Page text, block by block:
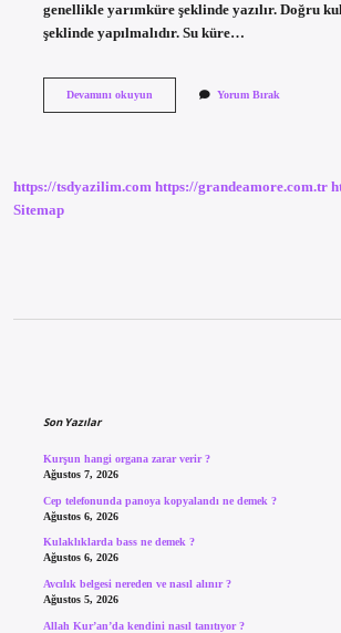
genellikle yarımküre şeklinde yazılır. Doğru
şeklinde yapılmalıdır. Su küre…
Devamını okuyunHava
Yorum Bırak
https://tsdyazilim.com https://grandeamore.com.tr
Sitemap
Son Yazılar
Kurşun hangi organa zarar verir ?
Ağustos 7, 2026
Cep telefonunda panoya kopyalandı ne demek ?
Ağustos 6, 2026
Kulaklıklarda bass ne demek ?
Ağustos 6, 2026
Avcılık belgesi nereden ve nasıl alınır ?
Ağustos 5, 2026
Allah Kur’an’da kendini nasıl tanıtıyor ?